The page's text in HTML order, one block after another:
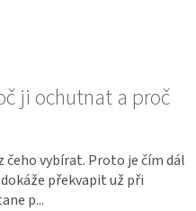
ji ochutnat a proč
čeho vybírat. Proto je čím dál
překvapit už při
p...